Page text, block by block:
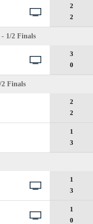
2
2
1/2 Finals
3
0
Finals
2
2
1
3
1
3
1
0